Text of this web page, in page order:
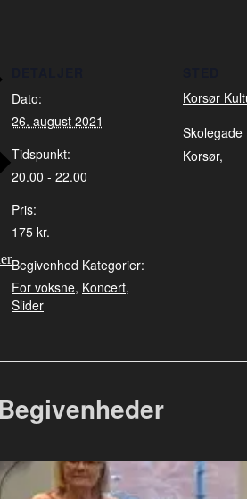
Dato:
26. august 2021
Tidspunkt:
20.00 - 22.00
Pris:
175 kr.
Begivenhed Kategorier:
For voksne, Koncert,
Slider
Korsør
Skolegade
Korsør,